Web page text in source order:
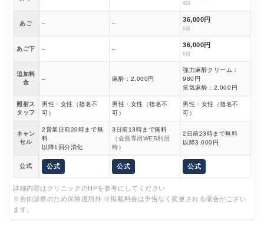
6回
あご – –
36,000円
6回
あご下 – –
36,000円
6回
追加料
金
– 麻酔：2,000円
強力麻酔クリーム：
980円
笑気麻酔：2,000円
照射ス
タッフ
男性・女性（指名不
可）
男性・女性（指名不
可）
男性・女性（指名不
可）
キャン
セル
2営業日前20時まで無
料
以降1回分消化
3日前13時まで無料
（会員専用WEB利用
時）
2日前23時まで無料
以降3,000円
公式 公式 公式 公式
詳細内容はクリニックのHPを参考にしてください
※自由診療のため保険適用外 ※掲載料金は予告なく変更される場合がござい
ます。